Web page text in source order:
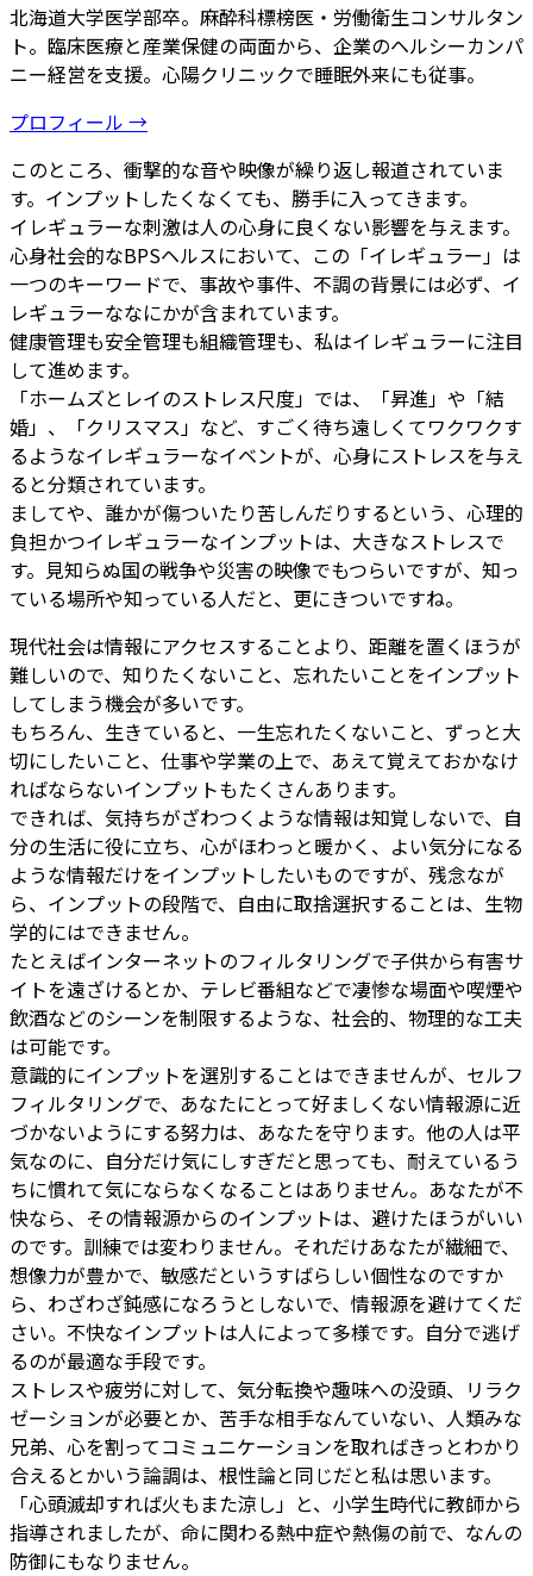
北海道大学医学部卒。麻酔科標榜医・労働衛生コンサルタン
ト。臨床医療と産業保健の両面から、企業のヘルシーカンパ
ニー経営を支援。心陽クリニックで睡眠外来にも従事。
プロフィール →
このところ、衝撃的な音や映像が繰り返し報道されていま
す。インプットしたくなくても、勝手に入ってきます。
イレギュラーな刺激は人の心身に良くない影響を与えます。
心身社会的なBPSヘルスにおいて、この「イレギュラー」は
一つのキーワードで、事故や事件、不調の背景には必ず、イ
レギュラーななにかが含まれています。
健康管理も安全管理も組織管理も、私はイレギュラーに注目
して進めます。
「ホームズとレイのストレス尺度」では、「昇進」や「結
婚」、「クリスマス」など、すごく待ち遠しくてワクワクす
るようなイレギュラーなイベントが、心身にストレスを与え
ると分類されています。
ましてや、誰かが傷ついたり苦しんだりするという、心理的
負担かつイレギュラーなインプットは、大きなストレスで
す。見知らぬ国の戦争や災害の映像でもつらいですが、知っ
ている場所や知っている人だと、更にきついですね。
現代社会は情報にアクセスすることより、距離を置くほうが
難しいので、知りたくないこと、忘れたいことをインプット
してしまう機会が多いです。
もちろん、生きていると、一生忘れたくないこと、ずっと大
切にしたいこと、仕事や学業の上で、あえて覚えておかなけ
ればならないインプットもたくさんあります。
できれば、気持ちがざわつくような情報は知覚しないで、自
分の生活に役に立ち、心がほわっと暖かく、よい気分になる
ような情報だけをインプットしたいものですが、残念なが
ら、インプットの段階で、自由に取捨選択することは、生物
学的にはできません。
たとえばインターネットのフィルタリングで子供から有害サ
イトを遠ざけるとか、テレビ番組などで凄惨な場面や喫煙や
飲酒などのシーンを制限するような、社会的、物理的な工夫
は可能です。
意識的にインプットを選別することはできませんが、セルフ
フィルタリングで、あなたにとって好ましくない情報源に近
づかないようにする努力は、あなたを守ります。他の人は平
気なのに、自分だけ気にしすぎだと思っても、耐えているう
ちに慣れて気にならなくなることはありません。あなたが不
快なら、その情報源からのインプットは、避けたほうがいい
のです。訓練では変わりません。それだけあなたが繊細で、
想像力が豊かで、敏感だというすばらしい個性なのですか
ら、わざわざ鈍感になろうとしないで、情報源を避けてくだ
さい。不快なインプットは人によって多様です。自分で逃げ
るのが最適な手段です。
ストレスや疲労に対して、気分転換や趣味への没頭、リラク
ゼーションが必要とか、苦手な相手なんていない、人類みな
兄弟、心を割ってコミュニケーションを取ればきっとわかり
合えるとかいう論調は、根性論と同じだと私は思います。
「心頭滅却すれば火もまた涼し」と、小学生時代に教師から
指導されましたが、命に関わる熱中症や熱傷の前で、なんの
防御にもなりません。